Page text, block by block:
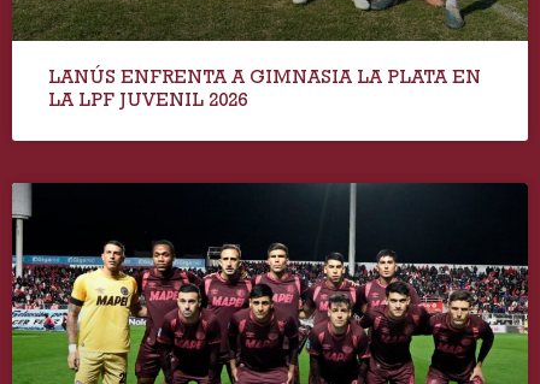
LANÚS ENFRENTA A GIMNASIA LA PLATA EN
LA LPF JUVENIL 2026